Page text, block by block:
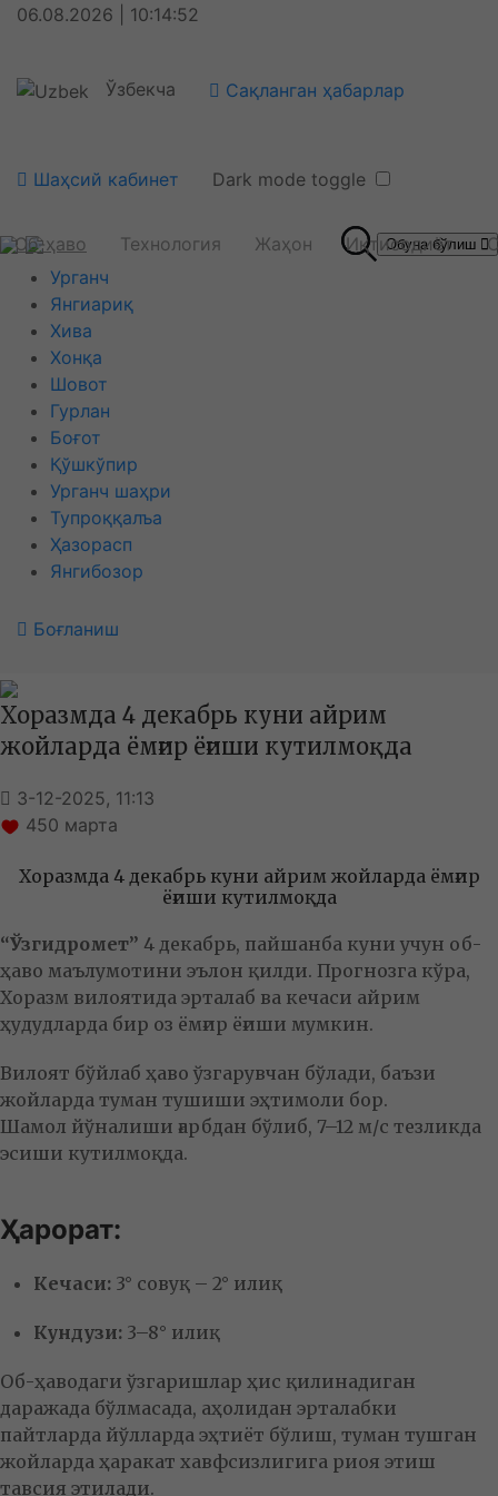
06.08.2026 | 10:14:52
Ўзбекча Сақланган ҳабарлар
Шаҳсий кабинет Dark mode toggle
Об-ҳаво Технология Жаҳон Иқтисодиёт
Обуна бўлиш
Урганч
Янгиариқ
Хива
Хонқа
Шовот
Гурлан
Боғот
Қўшкўпир
Урганч шаҳри
Тупроққалъа
Ҳазорасп
Янгибозор
Боғланиш
Хоразмда 4 декабрь куни айрим
жойларда ёмғир ёғиши кутилмоқда
3-12-2025, 11:13
450 марта
Хоразмда 4 декабрь куни айрим жойларда ёмғир
ёғиши кутилмоқда
“Ўзгидромет” 4 декабрь, пайшанба куни учун об-
ҳаво маълумотини эълон қилди. Прогнозга кўра,
Хоразм вилоятида эрталаб ва кечаси айрим
ҳудудларда бир оз ёмғир ёғиши мумкин.
Вилоят бўйлаб ҳаво ўзгарувчан бўлади, баъзи
жойларда туман тушиши эҳтимоли бор.
Шамол йўналиши ғарбдан бўлиб, 7–12 м/с тезликда
эсиши кутилмоқда.
Ҳарорат:
Кечаси: 3° совуқ – 2° илиқ
Кундузи: 3–8° илиқ
Об-ҳаводаги ўзгаришлар ҳис қилинадиган
даражада бўлмасада, аҳолидан эрталабки
пайтларда йўлларда эҳтиёт бўлиш, туман тушган
жойларда ҳаракат хавфсизлигига риоя этиш
тавсия этилади.